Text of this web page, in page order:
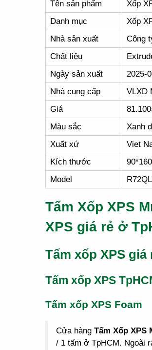
Tên sản phẩm
Xốp
Danh mục
Xốp
Nhà sản xuất
Công
Chất liệu
Ngày sản xuất
2025-
Nhà cung cấp
VLXD
Giá
Màu sắc
Xanh
Xuất xứ
Viet
Kích thước
Model
Tấm Xốp XPS
XPS giá rẻ ở
Tấm xốp XPS giá
Tấm xốp XPS
Tấm xốp XPS Foam
Cửa hàng Tấm Xốp XPS
/ 1 tấm ở TpHCM. Ngoài